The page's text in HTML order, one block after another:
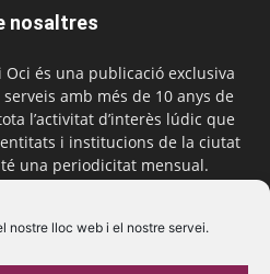
nostre lloc web i el nostre servei.
nosaltres
Oci és una publicació exclusiva
amb més de 10 anys de
l’activitat d’interès lúdic que
i institucions de la ciutat
una periodicitat mensual.